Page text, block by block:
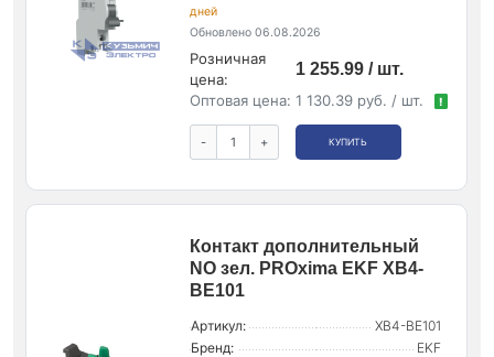
дней
Обновлено 06.08.2026
Розничная
цена:
1 255.99 / шт.
Оптовая цена: 1 130.39 руб. / шт. !
- + КУПИТЬ
Контакт дополнительный
NO зел. PROxima EKF XB4-
BE101
Артикул:
XB4-BE101
Бренд:
EKF